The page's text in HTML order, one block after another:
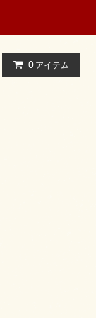
0 アイテム